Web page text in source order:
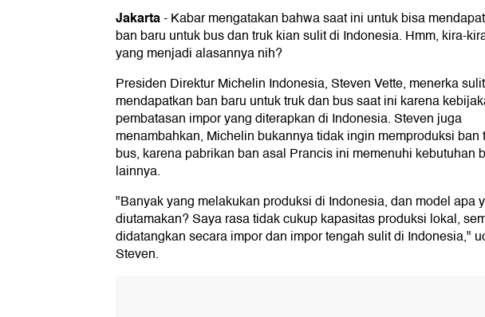
Jakarta-Kabar mengatakan bahwa saat ini untuk bisa
ban baru untuk bus dan truk kian sulit di Indonesia. Hmm, kira-
yang menjadi alasannya nih?
Presiden Direktur Michelin Indonesia, Steven Vette, menerka
mendapatkan ban baru untuk truk dan bus saat ini karena
pembatasan impor yang diterapkan di Indonesia. Steven juga
menambahkan, Michelin bukannya tidak ingin memproduksi ban
bus, karena pabrikan ban asal Prancis ini memenuhi kebutuhan
lainnya.
"Banyak yang melakukan produksi di Indonesia, dan model apa
diutamakan? Saya rasa tidak cukup kapasitas produksi lokal,
didatangkan secara impor dan impor tengah sulit di Indonesia,"
Steven.